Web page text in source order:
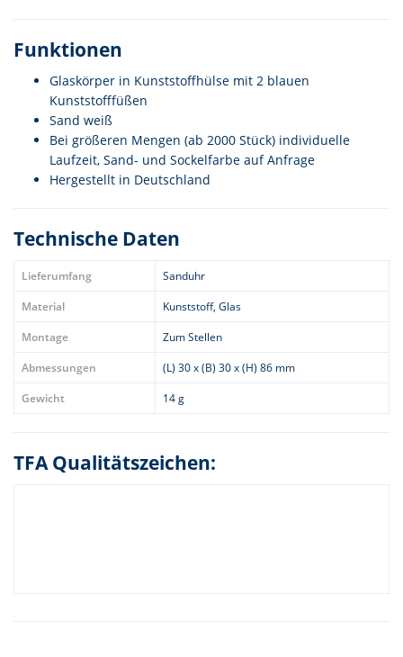
Funktionen
Glaskörper in Kunststoffhülse mit 2 blauen
Kunststofffüßen
Sand weiß
Bei größeren Mengen (ab 2000 Stück) individuelle
Laufzeit, Sand- und Sockelfarbe auf Anfrage
Hergestellt in Deutschland
Technische Daten
Lieferumfang
Sanduhr
Material
Kunststoff, Glas
Montage
Zum Stellen
Abmessungen
(L) 30 x (B) 30 x (H) 86 mm
Gewicht
14 g
TFA Qualitätszeichen: